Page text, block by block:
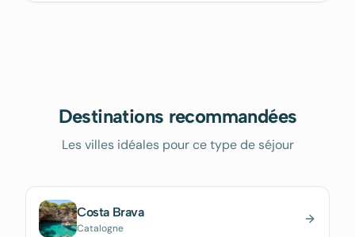
Destinations recommandées
Les villes idéales pour ce type de séjour
Costa Brava
Catalogne